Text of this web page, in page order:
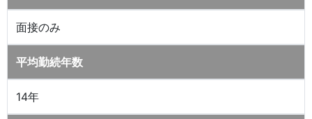
面接のみ
平均勤続年数
14年